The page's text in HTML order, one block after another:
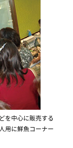
を中心に販売する
用に鮮魚コーナー